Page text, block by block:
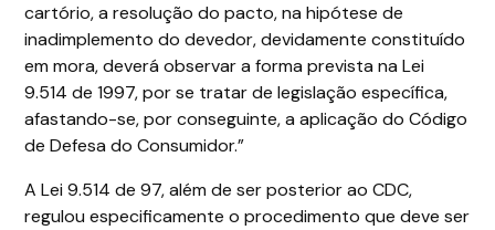
cartório, a resolução do pacto, na hipótese de
inadimplemento do devedor, devidamente constituído
em mora, deverá observar a forma prevista na Lei
9.514 de 1997, por se tratar de legislação específica,
afastando-se, por conseguinte, a aplicação do Código
de Defesa do Consumidor.”
A Lei 9.514 de 97, além de ser posterior ao CDC,
regulou especificamente o procedimento que deve ser